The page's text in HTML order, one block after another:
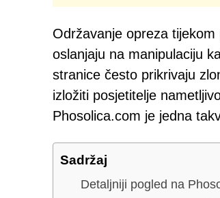
Održavanje opreza
oslanjaju na manipulaciju
stranice često prikrivaju
izložiti posjetitelje
Phosolica.com je jedna
Sadržaj
Detaljniji pogled na